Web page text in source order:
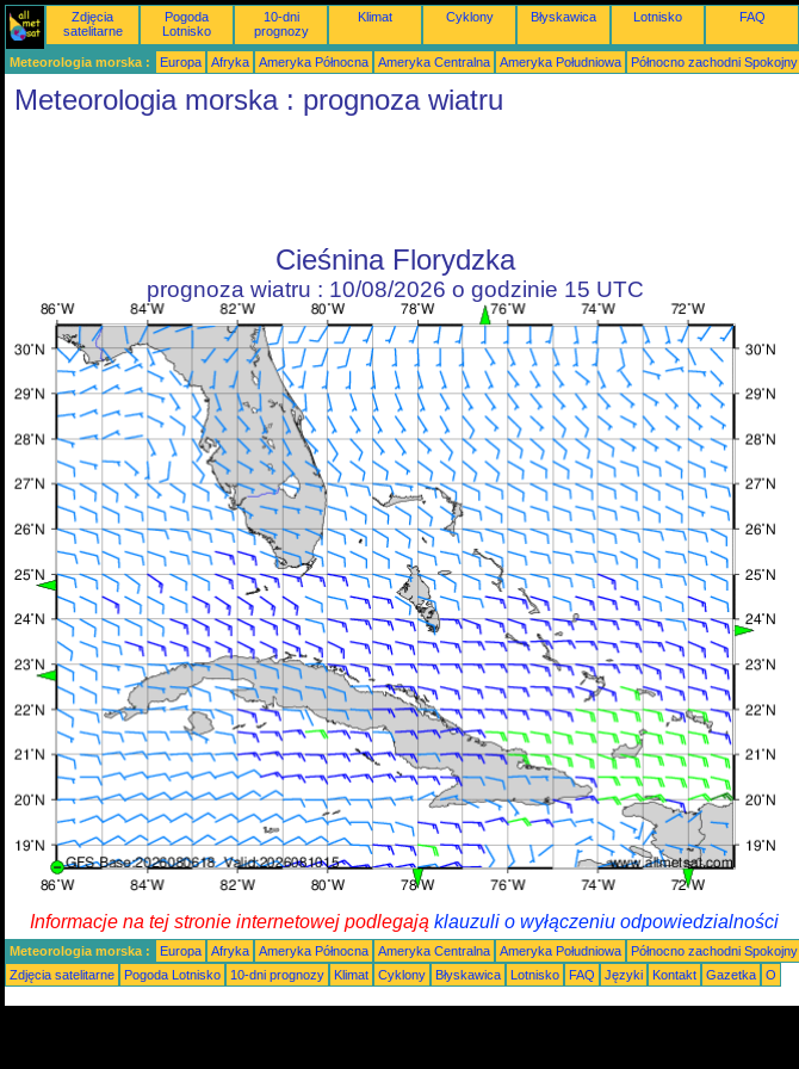
Zdjęcia
satelitarne
Pogoda
Lotnisko
10-dni
prognozy
Klimat Cyklony Błyskawica Lotnisko FAQ
Meteorologia morska : Europa Afryka Ameryka Północna Ameryka Centralna Ameryka Południowa Północno zachodni Spokojny
Meteorologia morska : prognoza wiatru
Cieśnina Florydzka
prognoza wiatru : 10/08/2026 o godzinie 15 UTC
Informacje na tej stronie internetowej podlegają klauzuli o wyłączeniu odpowiedzialności
Meteorologia morska : Europa Afryka Ameryka Północna Ameryka Centralna Ameryka Południowa Północno zachodni Spokojny
Zdjęcia satelitarne
Pogoda Lotnisko 10-dni prognozy Klimat Cyklony Błyskawica Lotnisko FAQ Języki Kontakt Gazetka O